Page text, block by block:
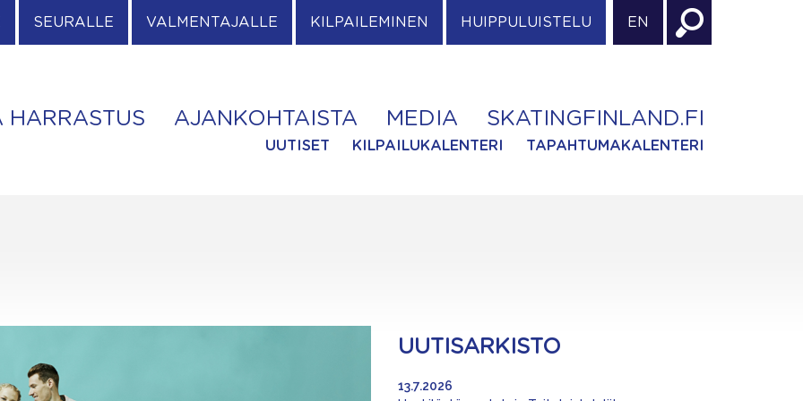
SEURALLE VALMENTAJALLE KILPAILEMINEN HUIPPULUISTELU EN
HARRASTUS AJANKOHTAISTA MEDIA SKATINGFINLAND.FI
UUTISET KILPAILUKALENTERI TAPAHTUMAKALENTERI
UUTISARKISTO
13.7.2026